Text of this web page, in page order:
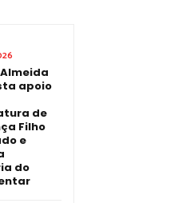
apoio
de
Filho
e
do